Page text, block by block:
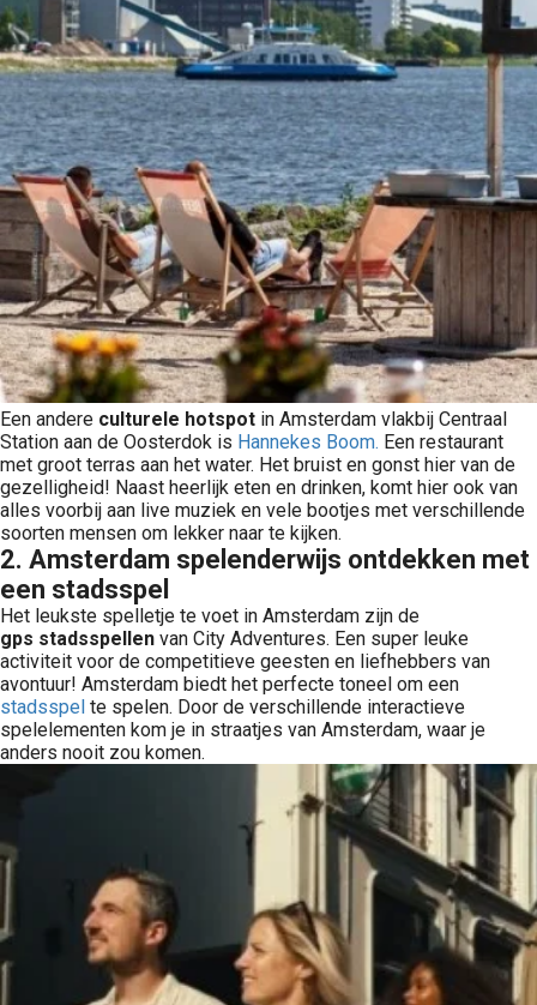
Een andere culturele hotspot in Amsterdam vlakbij Centraal
Station aan de Oosterdok is Hannekes Boom. Een restaurant
met groot terras aan het water. Het bruist en gonst hier van de
gezelligheid! Naast heerlijk eten en drinken, komt hier ook van
alles voorbij aan live muziek en vele bootjes met verschillende
soorten mensen om lekker naar te kijken.
2. Amsterdam spelenderwijs ontdekken met
een stadsspel
Het leukste spelletje te voet in Amsterdam zijn de
gps stadsspellen van City Adventures. Een super leuke
activiteit voor de competitieve geesten en liefhebbers van
avontuur! Amsterdam biedt het perfecte toneel om een
stadsspel te spelen. Door de verschillende interactieve
spelelementen kom je in straatjes van Amsterdam, waar je
anders nooit zou komen.